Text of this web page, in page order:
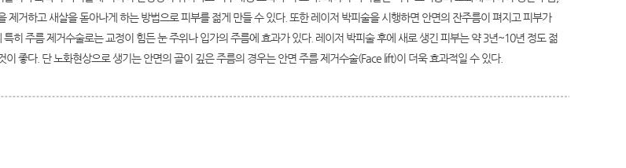
제거하고 새살을 돋아나게 하는 방법으로 피부를 젊게 만들 수 있다. 또한 레이저 박피술을 시행하면 안면의 잔주름이 펴지고 피부가
히 주름 제거수술로는 교정이 힘든 눈 주위나 입가의 주름에 효과가 있다. 레이저 박피술 후에 새로 생긴 피부는 약 3년~10년 정도 젊
이 좋다. 단 노화현상으로 생기는 안면의 골이 깊은 주름의 경우는 안면 주름 제거수술(Face lift)이 더욱 효과적일 수 있다.